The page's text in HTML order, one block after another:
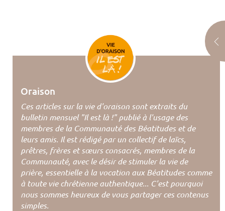
Oraison
Ces articles sur la vie d'oraison sont extraits du
bulletin mensuel "Il est là !" publié à l'usage des
membres de la Communauté des Béatitudes et de
leurs amis. Il est rédigé par un collectif de laïcs,
prêtres, frères et sœurs consacrés, membres de la
Communauté, avec le désir de stimuler la vie de
prière, essentielle à la vocation aux Béatitudes comme
à toute vie chrétienne authentique... C'est pourquoi
nous sommes heureux de vous partager ces contenus
simples.